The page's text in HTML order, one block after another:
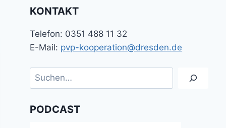
KONTAKT
Telefon: 0351 488 11 32
E-Mail: pvp-kooperation@dresden.de
Suchen
PODCAST